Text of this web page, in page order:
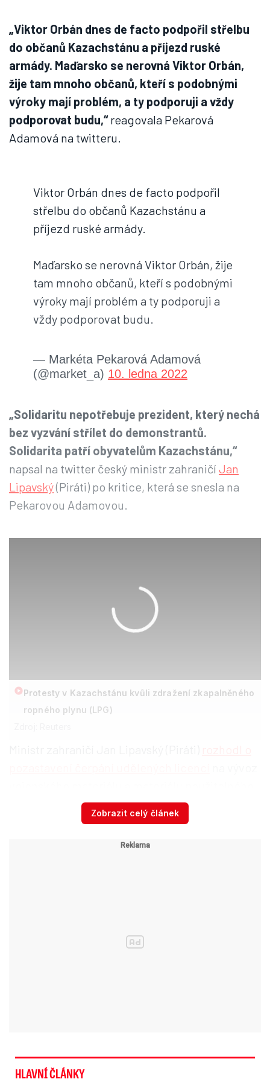
„Viktor Orbán dnes de facto podpořil střelbu
do občanů Kazachstánu a příjezd ruské
armády. Maďarsko se nerovná Viktor Orbán,
žije tam mnoho občanů, kteří s podobnými
výroky mají problém, a ty podporuji a vždy
podporovat budu,“reagovala Pekarová
Adamová na twitteru.
Viktor Orbán dnes de facto podpořil
střelbu do občanů Kazachstánu a
příjezd ruské armády.
Maďarsko se nerovná Viktor Orbán, žije
tam mnoho občanů, kteří s podobnými
výroky mají problém a ty podporuji a
vždy podporovat budu.
— Markéta Pekarová Adamová
(@market_a) 10. ledna 2022
„Solidaritu nepotřebuje prezident, který nechá
bez vyzvání střílet do demonstrantů.
Solidarita patří obyvatelům Kazachstánu,“
napsal na twitter český ministr zahraničí Jan
Lipavský(Piráti) po kritice, která se snesla na
Pekarovou Adamovou.
Protesty v Kazachstánu kvůli zdražení zkapalněného
ropného plynu (LPG)
na kontrolu davu do Kazachstánu v souvislosti s
aktuální situací v zemi.
Slovensku
Zobrazit celý článek
HLAVNÍ ČLÁNKY